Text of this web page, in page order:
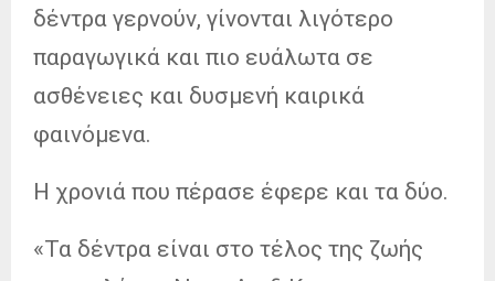
δέντρα γερνούν, γίνονται λιγότερο
παραγωγικά και πιο ευάλωτα σε
ασθένειες και δυσμενή καιρικά
φαινόμενα.
Η χρονιά που πέρασε έφερε και τα δύο.
«Τα δέντρα είναι στο τέλος της ζωής